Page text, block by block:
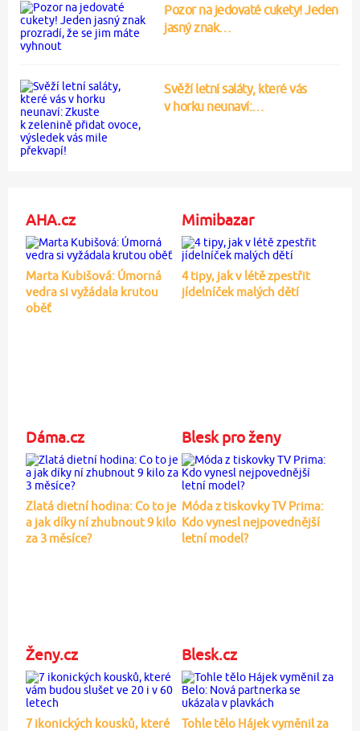
Pozor na jedovaté cukety! Jeden
jasný znak…
Svěží letní saláty, které vás
v horku neunaví:…
AHA.cz
Marta Kubišová: Úmorná
vedra si vyžádala krutou
oběť
Mimibazar
4 tipy, jak v létě zpestřit
jídelníček malých dětí
Dáma.cz
Zlatá dietní hodina: Co to je
a jak díky ní zhubnout 9 kilo
za 3 měsíce?
Blesk pro ženy
Móda z tiskovky TV Prima:
Kdo vynesl nejpovednější
letní model?
Ženy.cz
7 ikonických kousků, které
Blesk.cz
Tohle tělo Hájek vyměnil za